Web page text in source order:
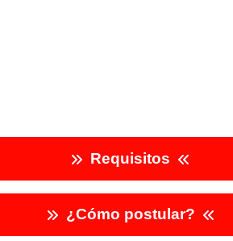
Requisitos
¿Cómo postular?